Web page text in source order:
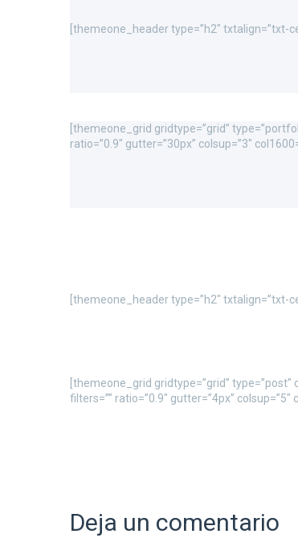
[themeone_header type=”h2″ txtalign=”txt-
[themeone_grid gridtype=”grid”
ratio=”0.9″ gutter=”30px” colsup=”3″
[themeone_header type=”h2″ txtalign=”txt-
[themeone_grid gridtype=”grid” type=”post”
filters=”” ratio=”0.9″ gutter=”4px” colsup=”5″
Deja un comentario